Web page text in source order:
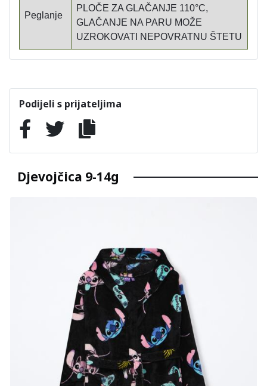
Peglanje
PLOČE ZA GLAČANJE 110°C,
GLAČANJE NA PARU MOŽE
UZROKOVATI NEPOVRATNU ŠTETU
Podijeli s prijateljima
Djevojčica 9-14g